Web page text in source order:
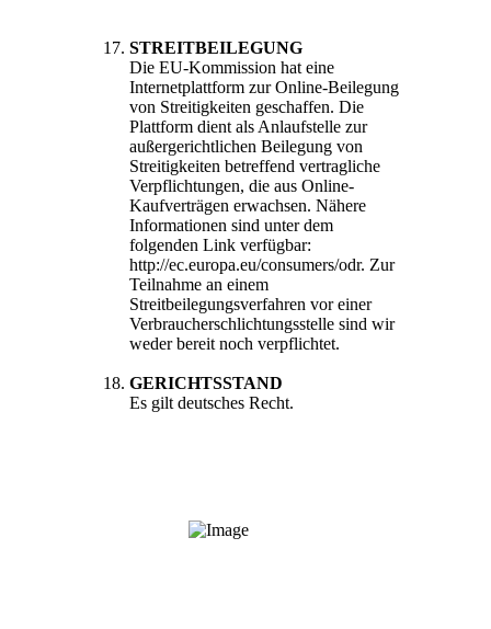
STREITBEILEGUNG
Die EU-Kommission hat eine
Internetplattform zur Online-Beilegung
von Streitigkeiten geschaffen. Die
Plattform dient als Anlaufstelle zur
außergerichtlichen Beilegung von
Streitigkeiten betreffend vertragliche
Verpflichtungen, die aus Online-
Kaufverträgen erwachsen. Nähere
Informationen sind unter dem
folgenden Link verfügbar:
http://ec.europa.eu/consumers/odr. Zur
Teilnahme an einem
Streitbeilegungsverfahren vor einer
Verbraucherschlichtungsstelle sind wir
weder bereit noch verpflichtet.
GERICHTSSTAND
Es gilt deutsches Recht.